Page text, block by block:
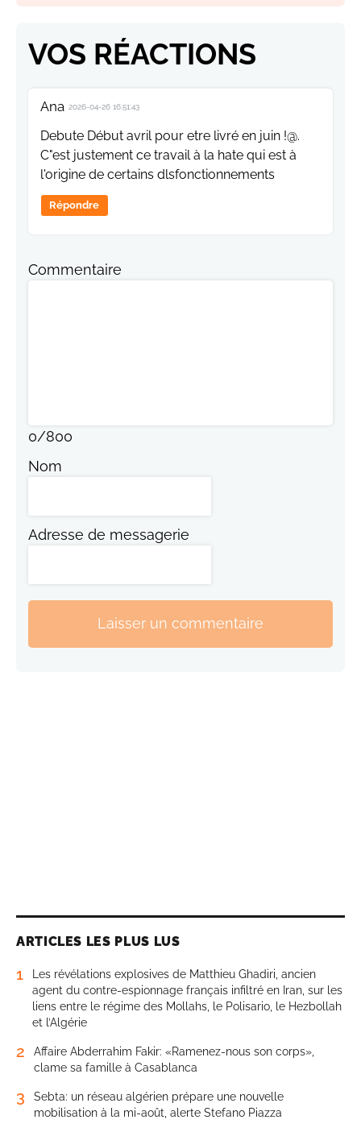
VOS RÉACTIONS
Ana 2026-04-26 16:51:43
Debute Début avril pour etre livré en juin !@.
C"est justement ce travail à la hate qui est à
l'origine de certains dlsfonctionnements
Répondre
Commentaire
0/800
Nom
Adresse de messagerie
Laisser un commentaire
ARTICLES LES PLUS LUS
1
Les révélations explosives de Matthieu Ghadiri, ancien
agent du contre-espionnage français infiltré en Iran, sur les
liens entre le régime des Mollahs, le Polisario, le Hezbollah
et l’Algérie
2
Affaire Abderrahim Fakir: «Ramenez-nous son corps»,
clame sa famille à Casablanca
3
Sebta: un réseau algérien prépare une nouvelle
mobilisation à la mi-août, alerte Stefano Piazza